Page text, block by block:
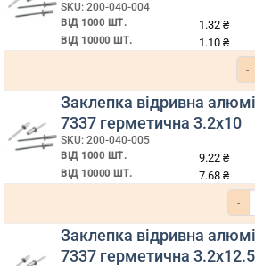
SKU: 200-040-004
ВІД 1000 ШТ. 1.32 ₴
ВІД 10000 ШТ. 1.10 ₴
Заклепка відривна
7337 герметична 3.2х10
SKU: 200-040-005
ВІД 1000 ШТ. 9.22 ₴
ВІД 10000 ШТ. 7.68 ₴
Заклепка відривна
7337 герметична 3.2х12.5